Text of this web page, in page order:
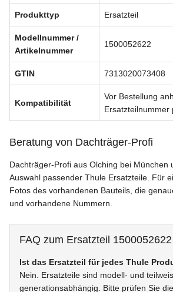
Produkttyp Ersatzteil
Modellnummer /
Artikelnummer
1500052622
GTIN 7313020073408
Kompatibilität
Vor Bestellung
Ersatzteilnummer
Beratung von Dachträger-Profi
Dachträger-Profi aus Olching bei München
Auswahl passender Thule Ersatzteile. Für
Fotos des vorhandenen Bauteils, die
und vorhandene Nummern.
FAQ zum Ersatzteil 1500052622
Ist das Ersatzteil für jedes Thule
Nein. Ersatzteile sind modell- und
generationsabhängig. Bitte prüfen Sie